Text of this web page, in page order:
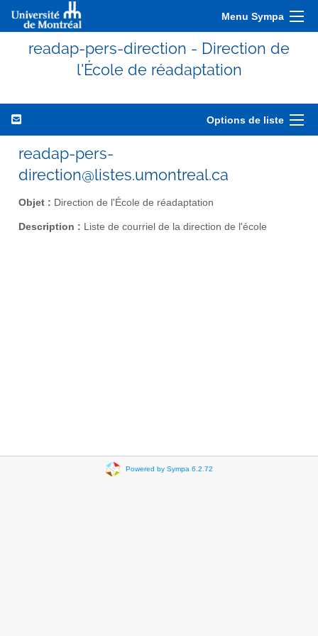
Menu Sympa
readap-pers-direction - Direction de
l'École de réadaptation
Options de liste
readap-pers-
direction@listes.umontreal.ca
Objet : Direction de l'École de réadaptation
Description : Liste de courriel de la direction de l'école
Powered by Sympa 6.2.72